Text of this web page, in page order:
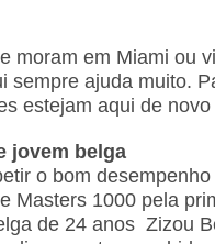
moram em Miami ou
sempre ajuda muito.
estejam aqui de novo
jovem belga
o bom
Masters 1000 pela
de 24 anos Zizou